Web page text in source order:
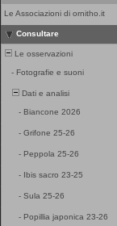
Le Associazioni di ornitho.it
Consultare
Le osservazioni
- Fotografie e suoni
Dati e analisi
- Biancone 2026
- Grifone 25-26
- Peppola 25-26
- Ibis sacro 23-25
- Sula 25-26
- Popillia japonica 23-26